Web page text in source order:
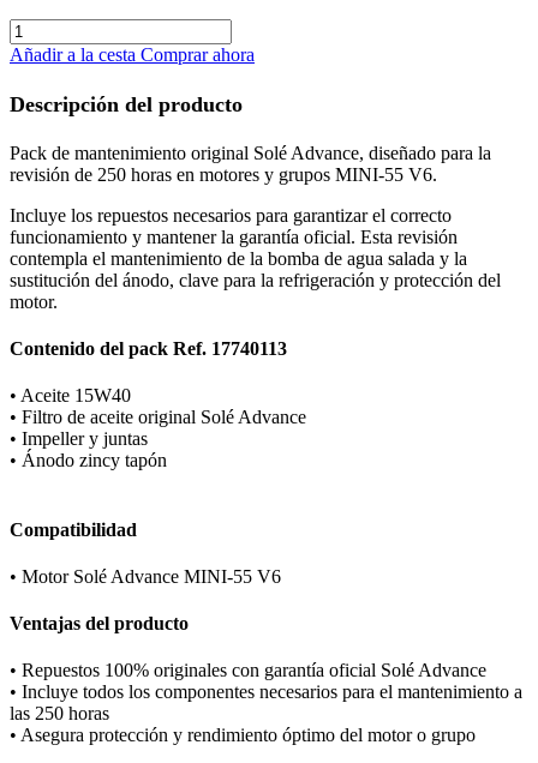
Añadir a la cesta Comprar ahora
Descripción del producto
Pack de mantenimiento original Solé Advance, diseñado para la
revisión de 250 horas en motores y grupos MINI-55 V6.
Incluye los repuestos necesarios para garantizar el correcto
funcionamiento y mantener la garantía oficial. Esta revisión
contempla el mantenimiento de la bomba de agua salada y la
sustitución del ánodo, clave para la refrigeración y protección del
motor.
Contenido del pack Ref. 17740113
• Aceite 15W40
• Filtro de aceite original Solé Advance
• Impeller y juntas
• Ánodo zincy tapón
Compatibilidad
• Motor Solé Advance MINI-55 V6
Ventajas del producto
• Repuestos 100% originales con garantía oficial Solé Advance
• Incluye todos los componentes necesarios para el mantenimiento a
las 250 horas
• Asegura protección y rendimiento óptimo del motor o grupo